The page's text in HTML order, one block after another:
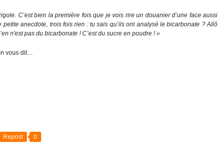
C’est bien la première fois que je vois rire un douanier d’une face aussi
anecdote, trois fois rien : tu sais qu’ils ont analysé le bicarbonate ? Allô
n'est pas du bicarbonate ! C’est du sucre en poudre ! »
vous dit…
Repost 0